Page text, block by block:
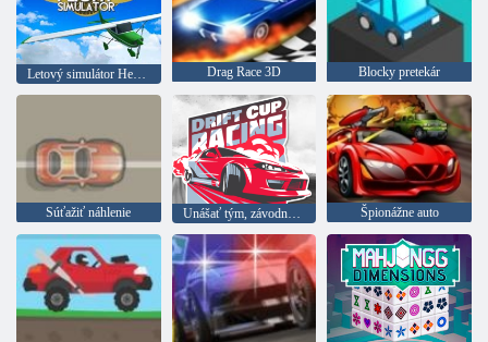
Drag Race 3D Blocky pretekár
Súťažiť náhlenie Unášať tým, závodné šampionát Špionážne auto